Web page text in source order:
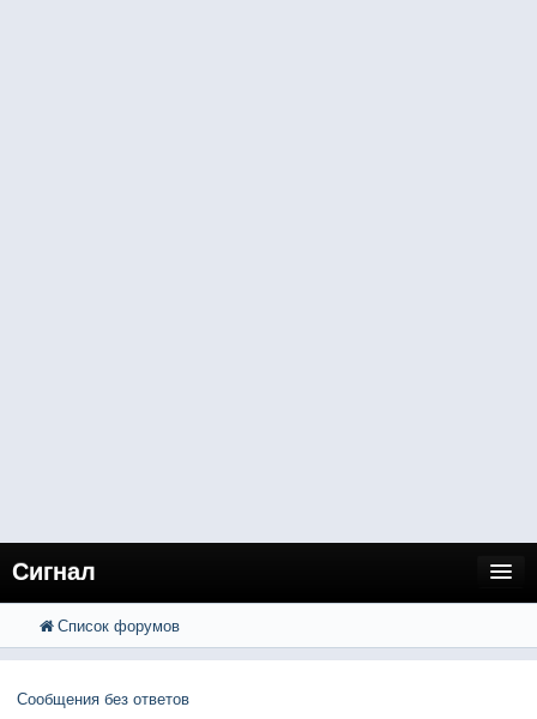
Сигнал
FAQ
Расширенный поиск
Список форумов
Сообщения без ответов